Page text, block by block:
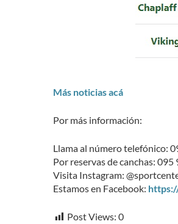
Más noticias acá
Por más información:
Llama al número telefónico:
Por reservas de canchas: 095
Visita Instagram:
Estamos en Facebook:
Post Views: 0